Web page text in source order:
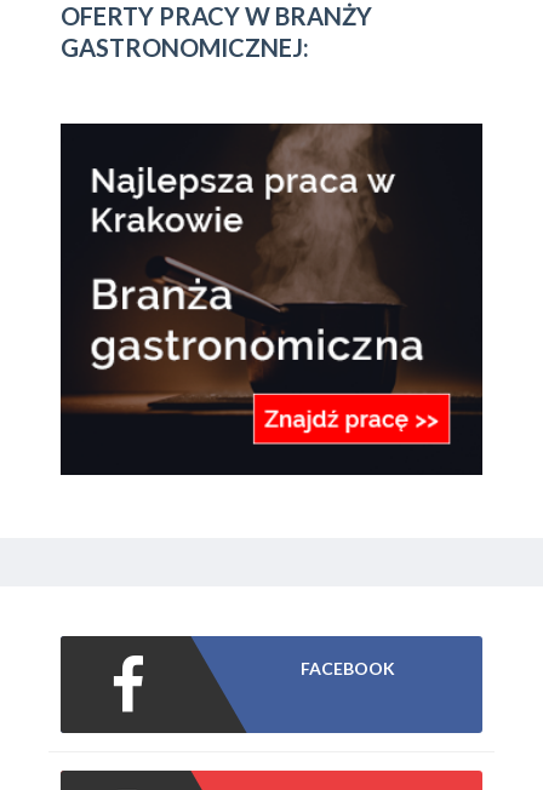
OFERTY PRACY W BRANŻY
GASTRONOMICZNEJ:
FACEBOOK